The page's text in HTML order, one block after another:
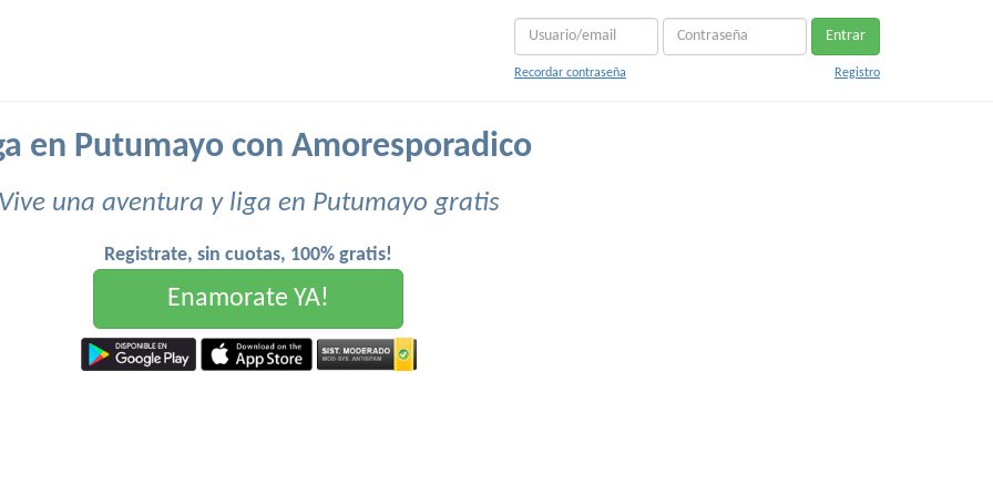
Entrar
Recordar contraseña Registro
en Putumayo con Amoresporadico
una aventura y liga en Putumayo gratis
Registrate, sin cuotas, 100% gratis!
Enamorate YA!